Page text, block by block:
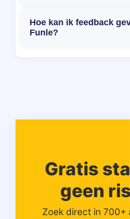
Hoe kan ik feedback
Funle?
Gratis
geen
Zoek direct in 700+